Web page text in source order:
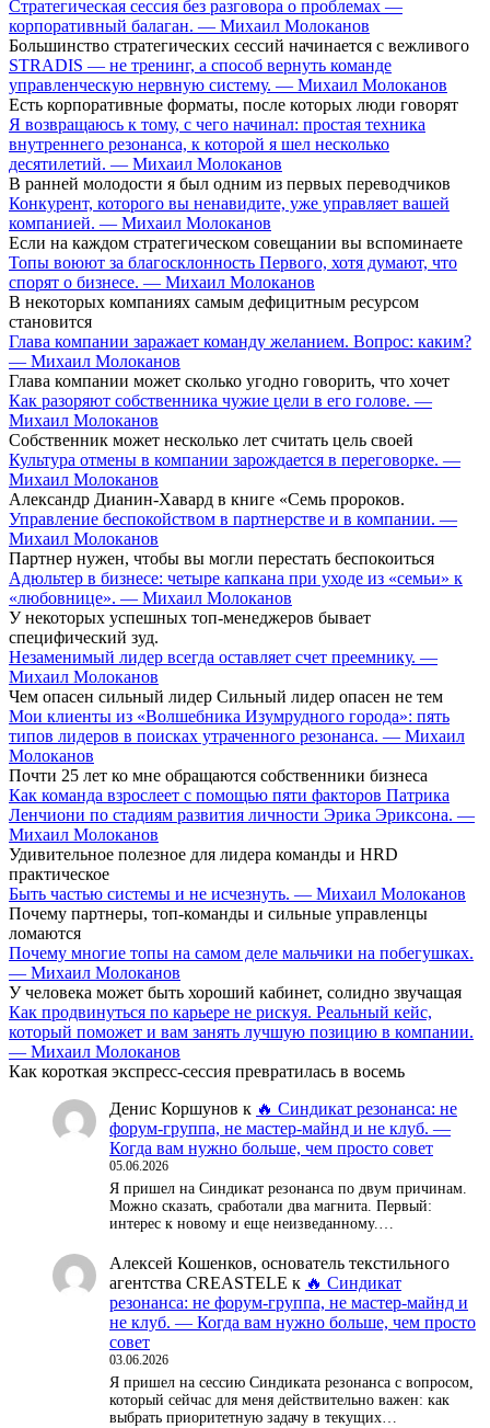
Стратегическая сессия без разговора о проблемах —
корпоративный балаган. — Михаил Молоканов
Большинство стратегических сессий начинается с вежливого
STRADIS — не тренинг, а способ вернуть команде
управленческую нервную систему. — Михаил Молоканов
Есть корпоративные форматы, после которых люди говорят
Я возвращаюсь к тому, с чего начинал: простая техника
внутреннего резонанса, к которой я шел несколько
десятилетий. — Михаил Молоканов
В ранней молодости я был одним из первых переводчиков
Конкурент, которого вы ненавидите, уже управляет вашей
компанией. — Михаил Молоканов
Если на каждом стратегическом совещании вы вспоминаете
Топы воюют за благосклонность Первого, хотя думают, что
спорят о бизнесе. — Михаил Молоканов
В некоторых компаниях самым дефицитным ресурсом
становится
Глава компании заражает команду желанием. Вопрос: каким?
— Михаил Молоканов
Глава компании может сколько угодно говорить, что хочет
Как разоряют собственника чужие цели в его голове. —
Михаил Молоканов
Собственник может несколько лет считать цель своей
Культура отмены в компании зарождается в переговорке. —
Михаил Молоканов
Александр Дианин-Хавард в книге «Семь пророков.
Управление беспокойством в партнерстве и в компании. —
Михаил Молоканов
Партнер нужен, чтобы вы могли перестать беспокоиться
Адюльтер в бизнесе: четыре капкана при уходе из «семьи» к
«любовнице». — Михаил Молоканов
У некоторых успешных топ-менеджеров бывает
специфический зуд.
Незаменимый лидер всегда оставляет счет преемнику. —
Михаил Молоканов
Чем опасен сильный лидер Сильный лидер опасен не тем
Мои клиенты из «Волшебника Изумрудного города»: пять
типов лидеров в поисках утраченного резонанса. — Михаил
Молоканов
Почти 25 лет ко мне обращаются собственники бизнеса
Как команда взрослеет с помощью пяти факторов Патрика
Ленчиони по стадиям развития личности Эрика Эриксона. —
Михаил Молоканов
Удивительное полезное для лидера команды и HRD
практическое
Быть частью системы и не исчезнуть. — Михаил Молоканов
Почему партнеры, топ-команды и сильные управленцы
ломаются
Почему многие топы на самом деле мальчики на побегушках.
— Михаил Молоканов
У человека может быть хороший кабинет, солидно звучащая
Как продвинуться по карьере не рискуя. Реальный кейс,
который поможет и вам занять лучшую позицию в компании.
— Михаил Молоканов
Как короткая экспресс-сессия превратилась в восемь
Денис Коршунов к 🔥 Синдикат резонанса: не
форум-группа, не мастер-майнд и не клуб. —
Когда вам нужно больше, чем просто совет
05.06.2026
Я пришел на Синдикат резонанса по двум причинам.
Можно сказать, сработали два магнита. Первый:
интерес к новому и еще неизведанному.…
Алексей Кошенков, основатель текстильного
агентства CREASTELE к 🔥 Синдикат
резонанса: не форум-группа, не мастер-майнд и
не клуб. — Когда вам нужно больше, чем просто
совет
03.06.2026
Я пришел на сессию Синдиката резонанса с вопросом,
который сейчас для меня действительно важен: как
выбрать приоритетную задачу в текущих…